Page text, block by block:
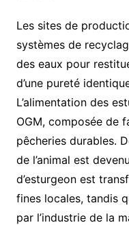
Les sites de
systèmes de
des eaux pour
d’une pureté
L’alimentation des
OGM, composée de
pêcheries durables.
de l’animal est
d’esturgeon est
fines locales, tandis
par l’industrie de la